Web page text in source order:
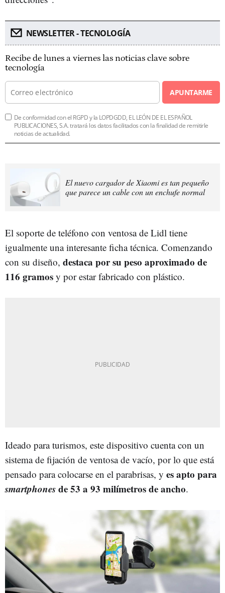
NEWSLETTER - TECNOLOGÍA
Recibe de lunes a viernes las noticias clave sobre
tecnología
APUNTARME
De conformidad con el RGPD y la LOPDGDD, EL LEÓN DE EL ESPAÑOL
PUBLICACIONES, S.A. tratará los datos facilitados con la finalidad de remitirle
noticias de actualidad.
El nuevo cargador de Xiaomi es tan pequeño
que parece un cable con un enchufe normal
El soporte de teléfono con ventosa de Lidl tiene
igualmente una interesante ficha técnica. Comenzando
con su diseño, destaca por su peso aproximado de
116 gramos y por estar fabricado con plástico.
Ideado para turismos, este dispositivo cuenta con un
sistema de fijación de ventosa de vacío, por lo que está
pensado para colocarse en el parabrisas, y es apto para
smartphonesde 53 a 93 milímetros de ancho.